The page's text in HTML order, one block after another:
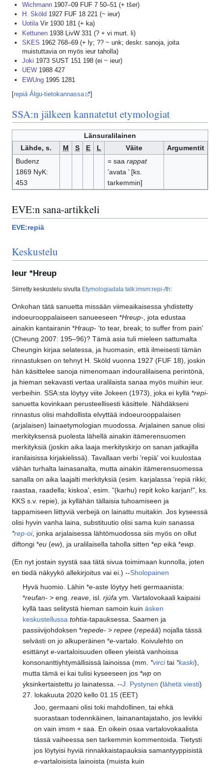
Wichmann1907–09 FUF 7 50–51 (+ tšer)
H. Sköld 1927 FUF 18 221 (~ ieur)
UotilaVir 1930 181 (+ ka)
Kettunen1938 LivW 331 (? + vi murt. li)
SKES 1962 768–69 (+ ly; ?? ~ unk; deskr. sanoja, joita
muistuttavia on myös ieur taholla)
Joki 1973 SUST 151 198 (ei ~ ieur)
UEW1988 427
EWUng1995 1281
[repiä Álgu-tietokannassa ]
SSA:n jälkeen kannatetut etymologiat
Länsuralilainen
Lähde, s.
M S E L Väite
Argumentit
Budenz
1869 NyK:
453
= saa rappat
’avata ’ [ks.
tarkemmin]
EVE:n sana-artikkeli
EVE:repiä
Keskustelu
Ieur *Hreup
Siirretty keskustelu sivulta Etymologiadata talk:imsm:repi-/th:
Onkohan tätä sanuetta missään viimeaikaisessa yhdistetty
indoeurooppalaiseen sanueeseen *Hreup-, jota edustaa
ainakin kantairanin *Hraup- 'to tear, break; to suffer from pain'
(Cheung 2007: 195–96)? Tämä asia tuli mieleen sattumalta
Cheungin kirjaa selatessa, ja huomasin, että ilmeisesti tämän
rinnastuksen on tehnyt H. Sköld vuonna 1927 (FUF 18), joskin
hän käsittelee sanoja nimenomaan indouralilaisena perintönä,
ja hieman sekavasti vertaa uralilaista sanaa myös muihin ieur.
verbeihin. SSA:sta löytyy viite Jokeen (1973), joka ei kyllä *repi-
sanuetta kovinkaan perusteellisesti käsittele. Nähdäkseni
rinnastus olisi mahdollista elvyttää indoeurooppalaisen
(arjalaisen) lainaetymologian muodossa. Arjalainen sanue olisi
merkityksensä puolesta lähellä ainakin itämerensuomen
merkityksiä (joskin aika laaja merkityskirjo on sanan jatkajilla
iranilaisissa kirjakielissä). Tavallaan verbi 'repiä' voi kuulostaa
vähän turhalta lainasanalta, mutta ainakin itämerensuomessa
sanalla on aika laajalti merkityksiä (esim. karjalassa 'repiä rikki;
raastaa, raadella; kiskoa', esim. "(karhu) repit koko karjan!", ks.
KKS s.v. repie), ja kyllähän tällaisia tuhoamiseen ja
tappamiseen liittyviä verbejä on lainattu muitakin. Jos kyseessä
olisi hyvin vanha laina, substituutio olisi sama kuin sanassa
*rep-oi, jonka arjalaisessa lähtömuodossa siis myös on ollut
diftongi *eu (ew), ja uralilaisella taholla sitten *ep eikä *ewp.
(En nyt jostain syystä saa tätä sivua toimimaan kunnolla, joten
en tiedä näkyykö allekirjoitus vai ei.) --Sholopainen
Hyvä huomio. Lähin *e-aste löytyy heti germaanista:
*reufan- > eng.reave, isl.rjúfa ym. Vartalovokaali kaipaisi
kyllä taas selitystä hieman samoin kuinäsken
keskustellussa tohtia-tapauksessa. Saamen ja
passiivijohdoksen *repede- >repee (repeää) nojalla tässä
selvästi on jo alkuperäinen *e-vartalo. Koivulehto on
esittänyte-vartaloisuuden olleen yleistä vanhoissa
konsonanttiyhtymällisissä lainoissa (mm. *vircitai *kaski),
mutta tämä ei kai tulisi kyseeseen jos *wp on
yksinkertaistettu jo lainatessa. --J. Pystynen (lähetä viesti)
27. lokakuuta 2020 kello 01.15 (EET)
Joo, germaani olisi toki mahdollinen, tai ehkä
suorastaan todennkäinen, lainanantajataho, jos levikki
on vain imsm + saa. En oikein osaa vartalovokaalista
tässä vaiheessa sen tarkemmin kommentoida. Tietysti
jos löytyisi hyviä rinnakkaistapauksia samantyyppisistä
e-vartaloisista lainoista (muista kuin